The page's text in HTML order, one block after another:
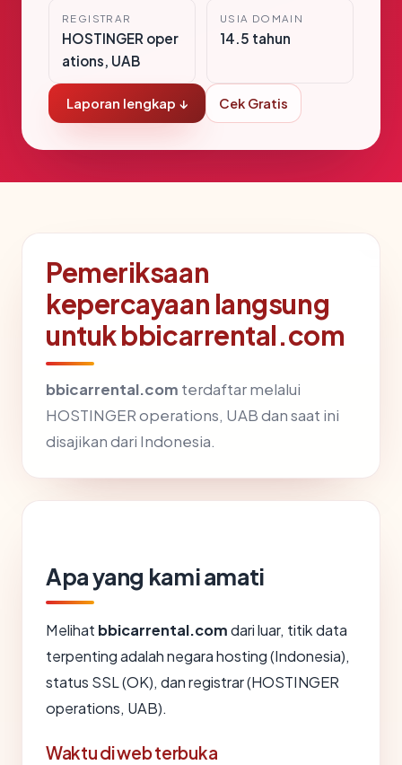
REGISTRAR
HOSTINGER oper
ations, UAB
USIA DOMAIN
14.5 tahun
Laporan lengkap ↓ Cek Gratis
Pemeriksaan
kepercayaan langsung
untuk bbicarrental.com
bbicarrental.com terdaftar melalui
HOSTINGER operations, UAB dan saat ini
disajikan dari Indonesia.
Apa yang kami amati
Melihat bbicarrental.comdari luar, titik data
terpenting adalah negara hosting (Indonesia),
status SSL (OK), dan registrar (HOSTINGER
operations, UAB).
Waktu di web terbuka